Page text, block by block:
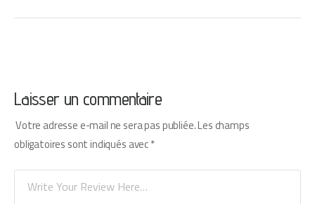
Laisser un commentaire
Votre adresse e-mail ne sera pas publiée.Les champs
obligatoires sont indiqués avec*